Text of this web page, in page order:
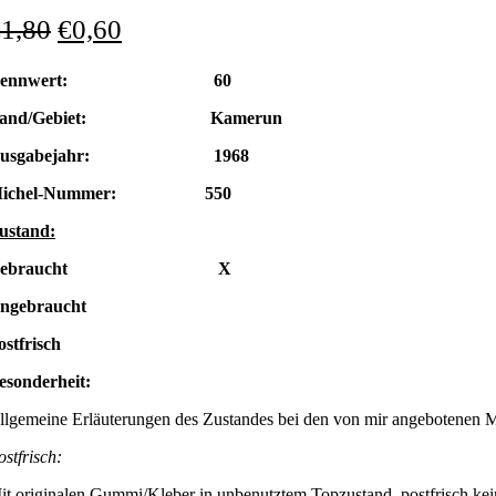
1,80 €0,60
60
Gebiet: Kamerun
1968
Nummer: 550
X
Erläuterungen des Zustandes bei den von mir angebotenen